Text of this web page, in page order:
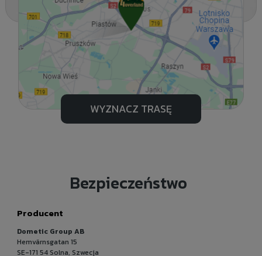
WYZNACZ TRASĘ
Bezpieczeństwo
Producent
Dometic Group AB
Hemvärnsgatan 15
SE-171 54 Solna, Szwecja